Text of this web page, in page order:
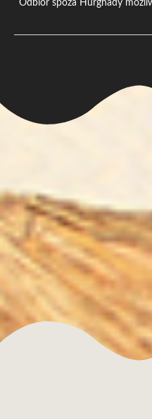
Odbiór spoza Hurghady